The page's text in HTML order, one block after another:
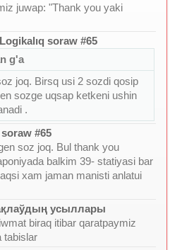
juwap: "Thank you yaki
Logikalıq soraw #65
g'a
joq. Birsq usi 2 sozdi qosip
sozge uqsap ketkeni ushin
.
#65
soz joq. Bul thank you
balkim 39- statiyasi bar
xam jaman manisti anlatui
усыллары
biraq itibar qaratpaymiz
tabislar